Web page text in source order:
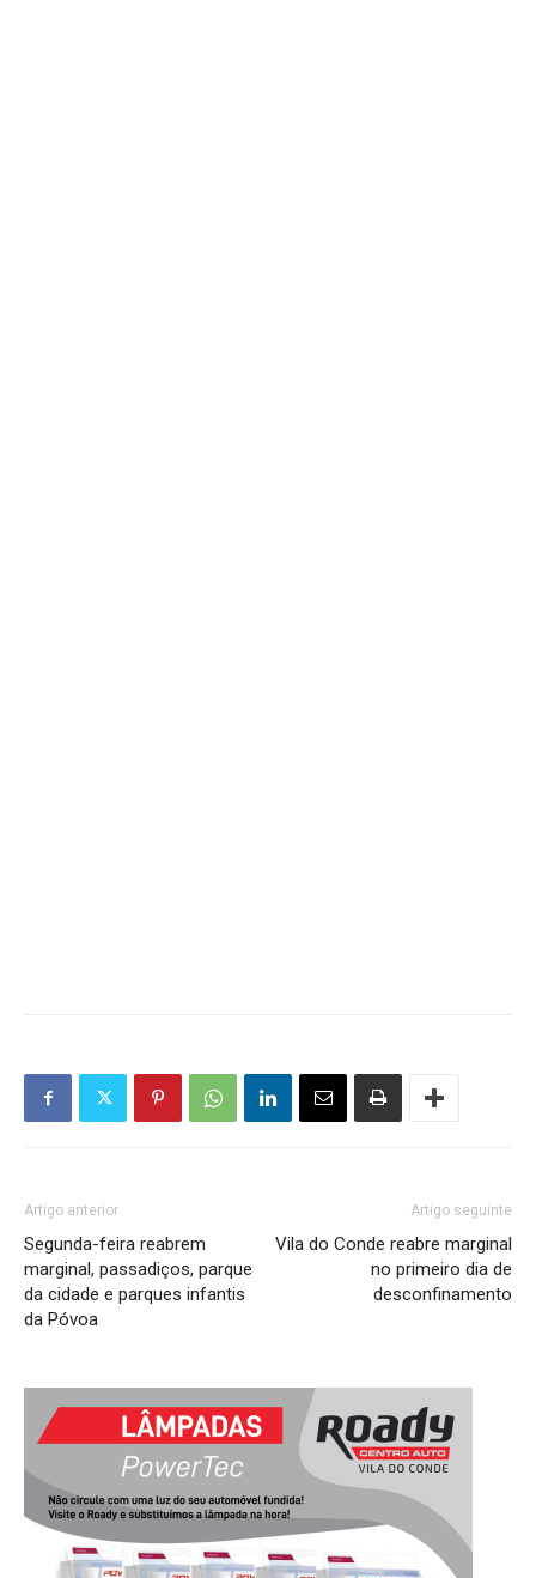
Artigo anterior
Segunda-feira reabrem
marginal, passadiços, parque
da cidade e parques infantis
da Póvoa
Artigo seguinte
Vila do Conde reabre marginal
no primeiro dia de
desconfinamento